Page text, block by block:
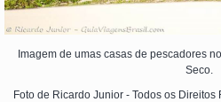
Imagem de umas casas de pescadores
Seco.
Foto de Ricardo Junior - Todos os